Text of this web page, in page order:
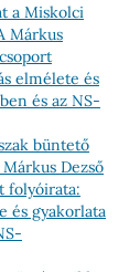
a Miskolci
Márkus
elmélete és
és az NS-
büntető
Dezső
folyóirata:
és gyakorlata